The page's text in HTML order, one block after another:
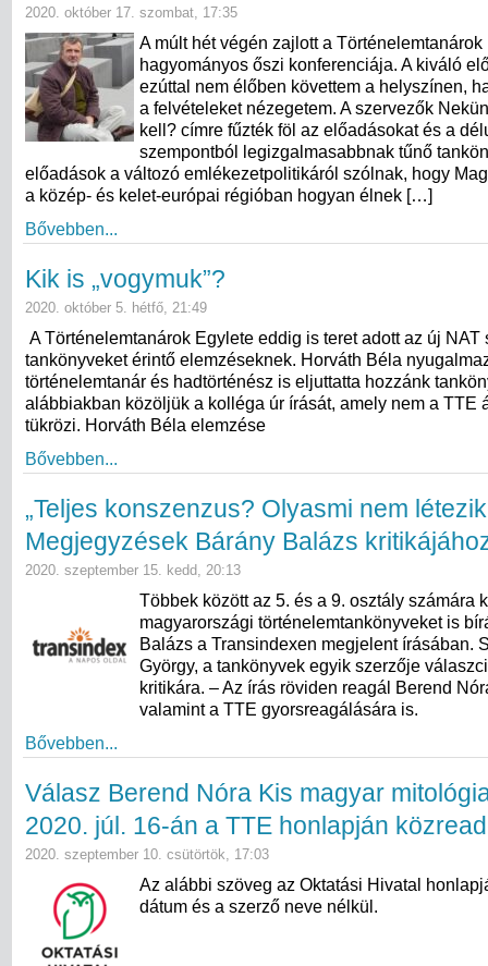
2020. október 17. szombat, 17:35
A múlt hét végén zajlott a
hagyományos őszi konferenciája. A kiváló
ezúttal nem élőben követtem a helyszínen,
a felvételeket nézegetem. A szervezők
kell? címre fűzték föl az előadásokat és a
szempontból legizgalmasabbnak tűnő
előadások a változó emlékezetpolitikáról szólnak, hogy
a közép- és kelet-európai régióban hogyan élnek […]
Bővebben...
Kik is „vogymuk”?
2020. október 5. hétfő, 21:49
A Történelemtanárok Egylete eddig is teret adott az új NAT
tankönyveket érintő elemzéseknek. Horváth Béla
történelemtanár és hadtörténész is eljuttatta hozzánk
alábbiakban közöljük a kolléga úr írását, amely nem a TTE
tükrözi. Horváth Béla elemzése
Bővebben...
„Teljes konszenzus? Olyasmi nem
Megjegyzések Bárány Balázs
2020. szeptember 15. kedd, 20:13
Többek között az 5. és a 9. osztály számára
magyarországi történelemtankönyveket is
Balázs a Transindexen megjelent írásában.
György, a tankönyvek egyik szerzője
kritikára. – Az írás röviden reagál Berend
valamint a TTE gyorsreagálására is.
Bővebben...
Válasz Berend Nóra Kis magyar
2020. júl. 16-án a TTE honlapján
2020. szeptember 10. csütörtök, 17:03
Az alábbi szöveg az Oktatási Hivatal
dátum és a szerző neve nélkül.